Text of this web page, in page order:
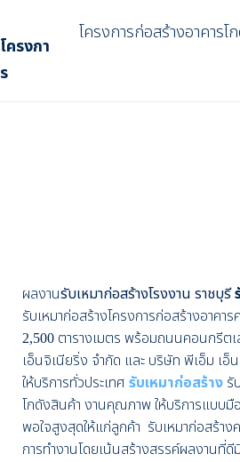
โครงกา
ร
โครงการก่อสร้างอาคาร
ผลงานรับเหมาก่อสร้างโรงงาน ราชบุรี
รับเหมาก่อสร้างโครงการก่อสร้างอาค
2,500 ตารางเมตร พร้อมถนนคอนกรีต
เอ็นจิเนียริ่ง จำกัด และ บริษัท พีเอ็ม เอ็
ให้บริการทั่วประเทศ รับเหมาก่อสร้าง รั
โกดังสินค้า งานคุณภาพ ให้บริการแบบมื
พอใจสูงสุดให้แก่ลูกค้า รับเหมาก่อสร้าง
การทำงานโดยเน้นสร้างสรรค์ผลงานที่